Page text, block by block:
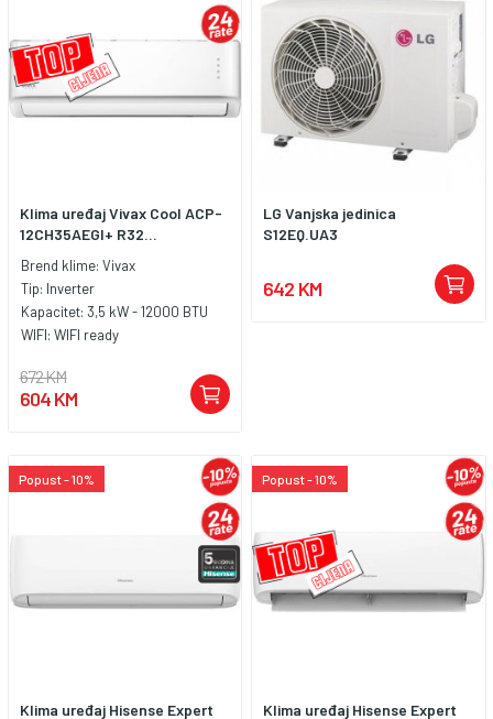
Klima uređaj Vivax Cool ACP-
12CH35AEGI+ R32...
Brend klime: Vivax
Tip: Inverter
Kapacitet: 3,5 kW - 12000 BTU
WIFI: WIFI ready
672 KM
604 KM
LG Vanjska jedinica
S12EQ.UA3
642 KM
Popust - 10%
Klima uređaj Hisense Expert
Popust - 10%
Klima uređaj Hisense Expert